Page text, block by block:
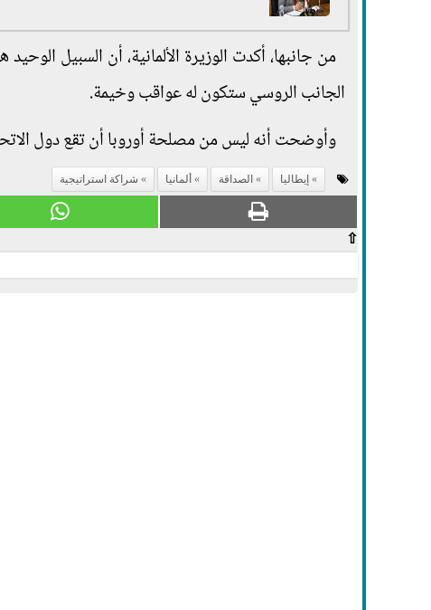
من جانبها، أكدت الوزيرة الألمانية، أن السبيل
الجانب الروسي ستكون له عواقب وخيمة.
وأوضحت أنه ليس من مصلحة أوروبا أن تقع دول
إيطاليا الصداقة ألمانيا شراكة استراتيجية
⇧